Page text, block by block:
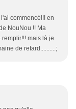
commencé!!! en
NouNou !! Ma
mais là je
de retard..........;